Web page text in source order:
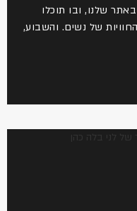
שלנו, ובו תוכלו
של נשים. והשבוע,